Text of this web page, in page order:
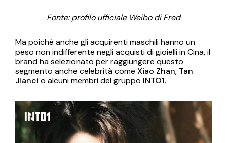
Fonte: profilo ufficiale Weibo di Fred
Ma poichè anche gli acquirenti maschili hanno un
peso non indifferente negli acquisti di gioielli in Cina, il
brand ha selezionato per raggiungere questo
segmento anche celebrità come Xiao Zhan, Tan
Jianci o alcuni membri del gruppo INTO1.